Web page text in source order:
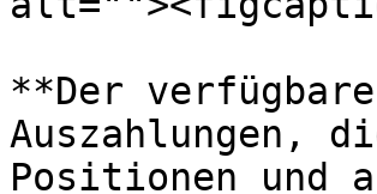
**Der
Auszahlungen,
Positionen und